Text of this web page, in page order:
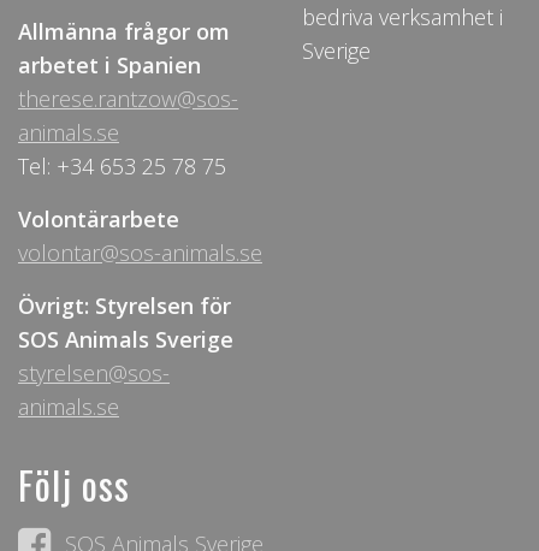
Allmänna frågor om
arbetet i Spanien
therese.rantzow@sos-
animals.se
Tel: +34 653 25 78 75
Volontärarbete
volontar@sos-animals.se
Övrigt: Styrelsen för
SOS Animals Sverige
styrelsen@sos-
animals.se
bedriva verksamhet i
Sverige
Följ oss
SOS Animals Sverige